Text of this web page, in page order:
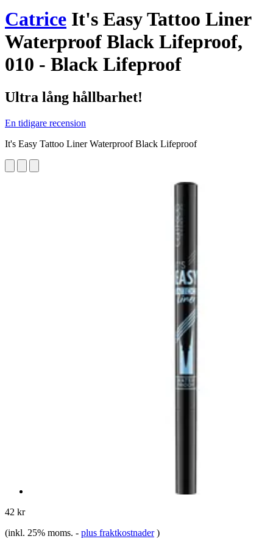
Catrice It's Easy Tattoo Liner
Waterproof Black Lifeproof,
010 - Black Lifeproof
Ultra lång hållbarhet!
En tidigare recension
It's Easy Tattoo Liner Waterproof Black Lifeproof
42 kr
(inkl. 25% moms. - plus fraktkostnader )